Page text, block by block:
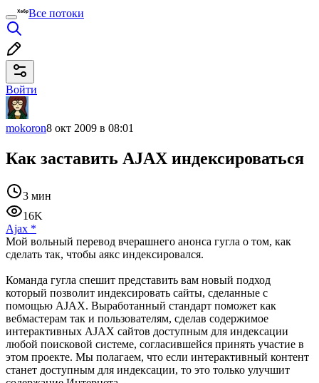
Все потоки
Войти
mokoron8 окт 2009 в 08:01
Как заставить AJAX индексироваться
3 мин
16K
Ajax *
Мой вольный перевод вчерашнего анонса гугла о том, как
сделать так, чтобы аякс индексировался.
Команда гугла спешит представить вам новый подход
который позволит индексировать сайты, сделанные с
помощью AJAX. Выработанный стандарт поможет как
вебмастерам так и пользователям, сделав содержимое
интерактивных AJAX сайтов доступным для индексации
любой поисковой системе, согласившейся принять участие в
этом проекте. Мы полагаем, что если интерактивный контент
станет доступным для индексации, то это только улучшит